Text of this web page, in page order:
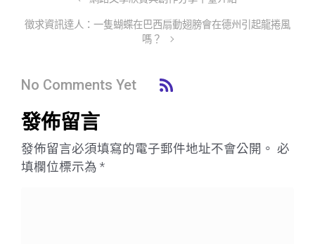
徵求資訊達人：一隻蝴蝶在巴西扇動翅膀會在德州引起龍捲風
嗎？
No Comments Yet
發佈留言
發佈留言必須填寫的電子郵件地址不會公開。 必
填欄位標示為 *